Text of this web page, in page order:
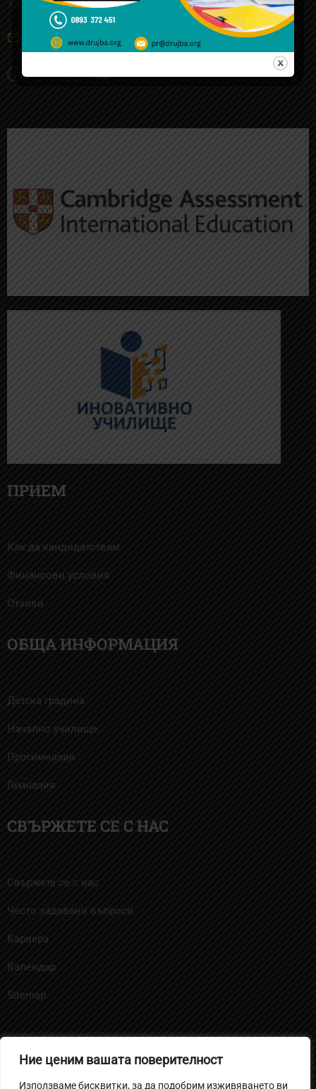
Ние ценим вашата поверителност
Използваме бисквитки, за да подобрим изживяването ви
sofia@drujba.org
ПРИЕМ
Как да кандидатствам
Финансови условия
Отзиви
ОБЩА ИНФОРМАЦИЯ
Детска градина
Начално училище
Прогимназия
Гимназия
СВЪРЖЕТЕ СЕ С НАС
Свържете се с нас
Често задавани въпроси
Кариера
Календар
Sitemap